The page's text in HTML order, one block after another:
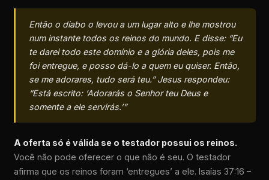
Então o diabo o levou a um lugar alto e lhe mostrou
num instante todos os reinos do mundo. E disse: “Eu
te darei todo este domínio e a glória deles, pois me
foi entregue, e posso dá-lo a quem eu quiser. Então,
se me adorares, tudo será teu.” Jesus respondeu:
“Está escrito: ‘Adorarás o Senhor teu Deus e
somente a ele servirás.’”
A oferta só é válida se o testador possui os reinos.
Você não pode oferecer o que não é seu. O testador
afirma que os reinos foram ‘entregues’ a ele. Isaías 37:16 –